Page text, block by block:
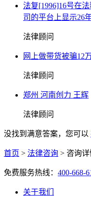
法复[1996]16号在
司的平台上显示26
法律顾问
网上做带货被骗12
法律顾问
郑州 河南创力 王辉
法律顾问
没找到满意答案，您可以
首页 > 法律咨询 > 咨询
免费服务热线： 400-668-
关于我们